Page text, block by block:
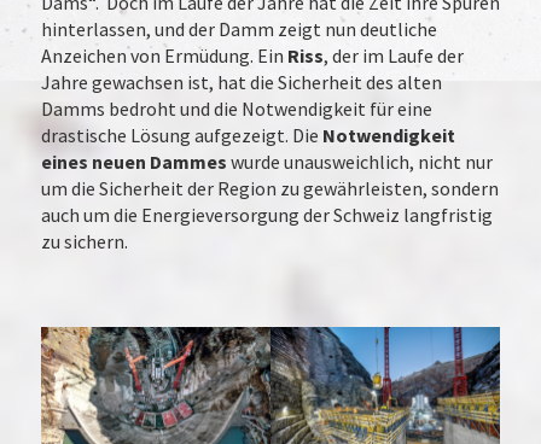
hinterlassen, und der Damm zeigt nun deutliche
Anzeichen von Ermüdung. Ein Riss, der im Laufe der
Jahre gewachsen ist, hat die Sicherheit des alten
Damms bedroht und die Notwendigkeit für eine
drastische Lösung aufgezeigt. Die Notwendigkeit
eines neuen Dammes wurde unausweichlich, nicht nur
um die Sicherheit der Region zu gewährleisten, sondern
auch um die Energieversorgung der Schweiz langfristig
zu sichern.